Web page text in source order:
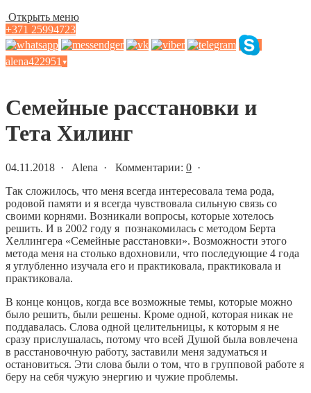
Открыть меню
+371 25994723
alena422951 ▾
Семейные расстановки и
Тета Хилинг
04.11.2018 · Alena · Комментарии: 0 ·
Так сложилось, что меня всегда интересовала тема рода,
родовой памяти и я всегда чувствовала сильную связь со
своими корнями. Возникали вопросы, которые хотелось
решить. И в 2002 году я познакомилась с методом Берта
Хеллингера «Семейные расстановки». Возможности этого
метода меня на столько вдохновили, что последующие 4 года
я углубленно изучала его и практиковала, практиковала и
практиковала.
В конце концов, когда все возможные темы, которые можно
было решить, были решены. Кроме одной, которая никак не
поддавалась. Слова одной целительницы, к которым я не
сразу прислушалась, потому что всей Душой была вовлечена
в расстановочную работу, заставили меня задуматься и
остановиться. Эти слова были о том, что в групповой работе я
беру на себя чужую энергию и чужие проблемы.